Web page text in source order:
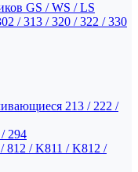
GS / WS / LS
/ 313 / 320 / 322 / 330
213 / 222 /
294
812 / K811 / K812 /